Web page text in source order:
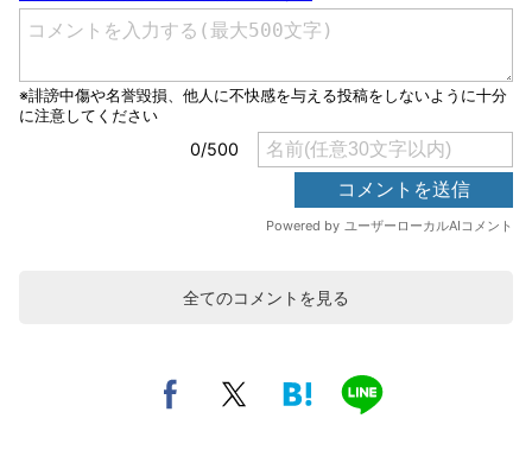
全てのコメントを見る